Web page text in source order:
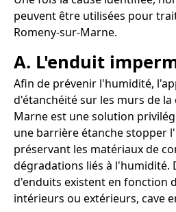
peuvent être utilisées pour
Romeny-sur-Marne.
A. L'enduit
Afin de prévenir l'humidité,
d'étanchéité sur les murs de la
Marne est une solution
une barrière étanche stopper
préservant les matériaux de
dégradations liés à l'humidité.
d'enduits existent en fonction
intérieurs ou extérieurs, cave